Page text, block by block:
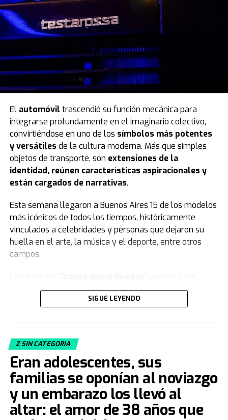
El automóvil trascendió su función mecánica para
integrarse profundamente en el imaginario colectivo,
convirtiéndose en uno de los símbolos más potentes
y versátiles de la cultura moderna. Más que simples
objetos de transporte, son extensiones de la
identidad, reúnen características aspiracionales y
están cargados de narrativas.
Esta semana llegaron a Buenos Aires 15 de los modelos
más icónicos de todos los tiempos, históricamente
vinculados a celebridades y personas que dejaron su
huella en el arte, la música y el deporte, entre otros
campos.
primera vez en Argentina varios vehículos de la
Jorge Yarur, creador de la
Santiago de Chile.
Acacia Echazarreta
Curaduría de la institución, le contó aTNde qué trata la
muestra. “Nuestra colección, con sus 19.000 piezas de
vestuario y accesorios, buscacongelar el tiempo.
Tratamos de retratar distintos estilos, artes decorativas,
el aspecto deportivo... de cómo la gente vestía para
SIGUE LEYENDO
Z SIN CATEGORIA
Eran adolescentes, sus
familias se oponían al noviazgo
y un embarazo los llevó al
altar: el amor de 38 años que